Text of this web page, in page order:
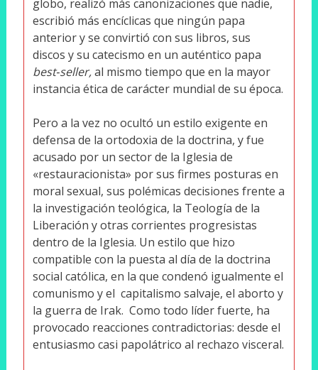
globo, realizó más canonizaciones que nadie,
escribió más encíclicas que ningún papa
anterior y se convirtió con sus libros, sus
discos y su catecismo en un auténtico papa ­
best‑seller,al mismo tiempo que en la mayor
instancia ética de carác­ter mundial de su época.
Pero a la vez no ocultó un estilo exigente en
defensa de la ortodo­xia de la doctrina, y fue
acusado por un sector de la Iglesia de
«restauracionista» por sus firmes posturas en
moral sexual, sus polémicas decisiones frente a
la investigación teológica, la Teología de la
Liberación y otras corrientes progresistas
dentro de la Iglesia. Un estilo que hizo
compatible con la puesta al día de la doctrina
social católica, en la que condenó igualmente el
comunismo y el capitalismo salvaje, el aborto y
la guerra de Irak. Como todo líder fuerte, ha
pro­vocado reacciones contradictorias: desde el
entusiasmo casi papolátrico al rechazo visceral.